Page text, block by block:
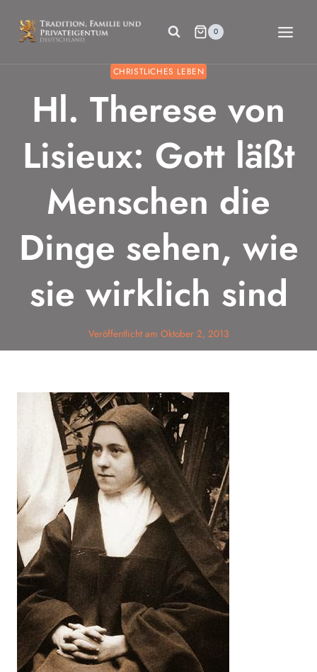
Inhalt
springen
0
CHRISTLICHES LEBEN
Hl. Therese von
Lisieux: Gott läßt
Menschen die
Dinge sehen, wie
sie wirklich sind
Veröffentlicht am Oktober 2, 2013